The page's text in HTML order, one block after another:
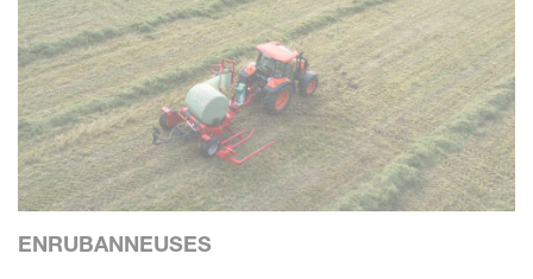
ENRUBANNEUSES